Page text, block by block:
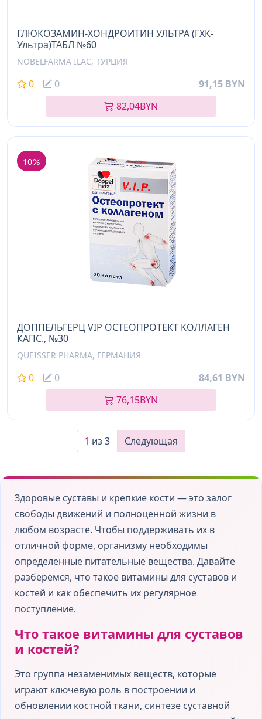
ГЛЮКОЗАМИН-ХОНДРОИТИН УЛЬТРА (ГХК-
Ультра)ТАБЛ №60
NOBELFARMA ILAC, ТУРЦИЯ
0 0
91,15 BYN
82,04BYN
10
ДОППЕЛЬГЕРЦ VIP ОСТЕОПРОТЕКТ КОЛЛАГЕН
КАПС., №30
QUEISSER PHARMA, ГЕРМАНИЯ
0 0
84,61 BYN
76,15BYN
1 из 3 Следующая
Здоровые суставы и крепкие кости — это залог
свободы движений и полноценной жизни в
любом возрасте. Чтобы поддерживать их в
отличной форме, организму необходимы
определенные питательные вещества. Давайте
разберемся, что такое витамины для суставов и
костей и как обеспечить их регулярное
поступление.
Что такое витамины для суставов
и костей?
Это группа незаменимых веществ, которые
играют ключевую роль в построении и
обновлении костной ткани, синтезе суставной